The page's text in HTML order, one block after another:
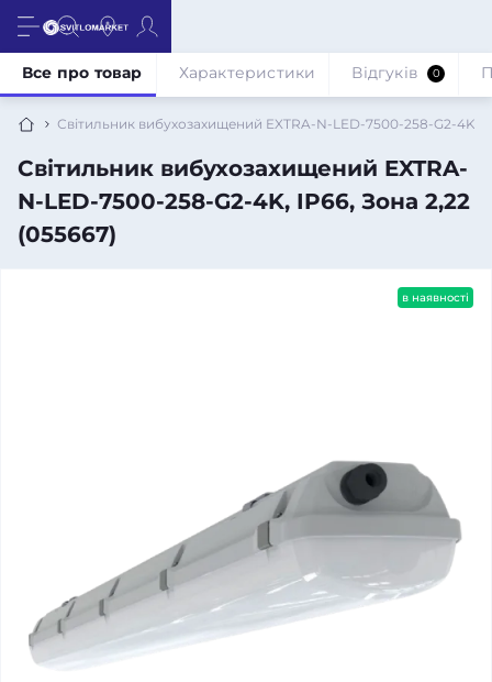
Світильник вибухозахищений EXTRA-N-LED-7500-258-G2-4K,
Світильник вибухозахищений EXTRA-
N-LED-7500-258-G2-4K, IP66, Зона 2,22
(055667)
Все про товар Характеристики Відгуків 0
в наявності